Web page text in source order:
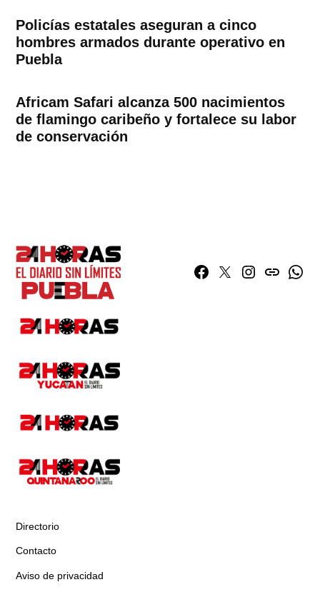
Policías estatales aseguran a cinco
hombres armados durante operativo en
Puebla
Africam Safari alcanza 500 nacimientos
de flamingo caribeño y fortalece su labor
de conservación
Facebook
TwitterInstagram
issuu
Directorio
Contacto
Aviso de privacidad